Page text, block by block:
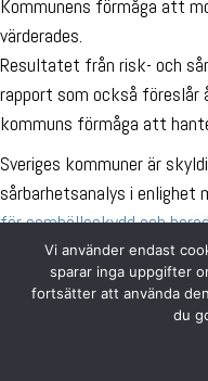
Kommunens förmåga att
värderades.
Resultatet från risk- och
rapport som också föreslår
kommuns förmåga att
Sveriges kommuner är
sårbarhetsanalys i
för samhällsskydd och
Vi använder endast
sparar inga uppgifter
fortsätter att använda
du